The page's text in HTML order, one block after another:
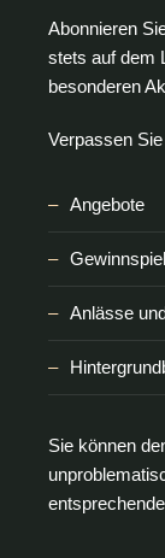
Abonnieren
stets auf dem
besonderen
Verpassen
Angebote
Anlässe
Sie können